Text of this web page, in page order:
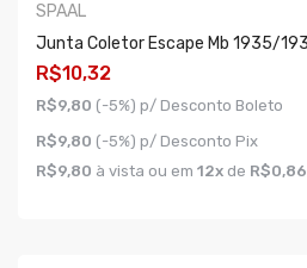
SPAAL
R$10,32
R$9,80 (-5%) p/ Desconto Boleto
R$9,80 (-5%) p/ Desconto Pix
R$9,80 à vista ou em 12x de R$0,86